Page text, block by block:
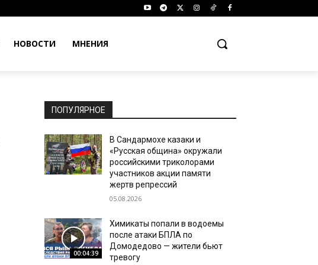
НОВОСТИ МНЕНИЯ
ПОПУЛЯРНОЕ
В Сандармохе казаки и
«Русская община» окружали
российскими триколорами
участников акции памяти
жертв репрессий
05.08.2026
00:04:39
Химикаты попали в водоемы
после атаки БПЛА по
Домодедово — жители бьют
тревогу